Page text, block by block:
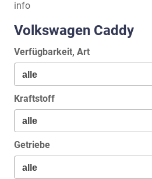
info
Volkswagen Caddy
Verfügbarkeit, Art
Kraftstoff
Getriebe